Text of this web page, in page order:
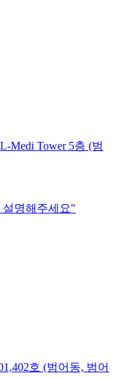
Medi Tower 5층 (범
명해주세요"
호 (범어동, 범어